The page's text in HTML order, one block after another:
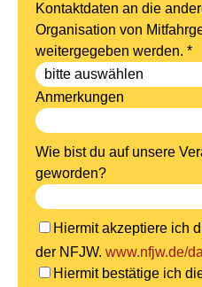
Kontaktdaten an die
Organisation von
weitergegeben werden. *
Anmerkungen
Wie bist du auf unsere
geworden?
Hiermit akzeptiere ich
der NFJW. www.nfjw.de/
Hiermit bestätige ich